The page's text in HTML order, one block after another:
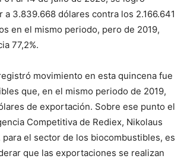
3.839.668 dólares contra los 2.166.641
en el mismo periodo, pero de 2019,
77,2%.
movimiento en esta quincena fue
que, en el mismo periodo de 2019,
de exportación. Sobre ese punto el
Competitiva de Rediex, Nikolaus
para el sector de los biocombustibles, es
que las exportaciones se realizan